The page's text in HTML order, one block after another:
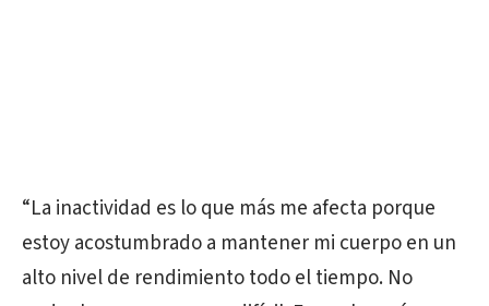
“La inactividad es lo que más me afecta porque
estoy acostumbrado a mantener mi cuerpo en un
alto nivel de rendimiento todo el tiempo. No